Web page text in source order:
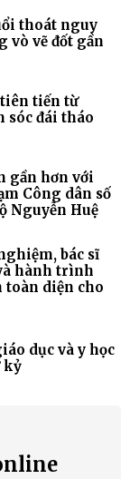
thoát nguy
vò vẽ đốt gần
tiến từ
sóc đái tháo
gần hơn với
Công dân số
Nguyễn Huệ
bác sĩ
hành trình
diện cho
dục và y học
kỷ